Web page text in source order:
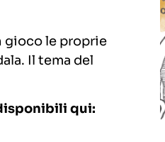
gioco le proprie
Il tema del
qui: